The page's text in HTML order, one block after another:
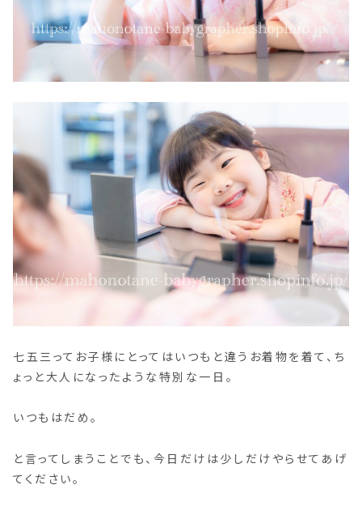
七五三ってお子様にとってはいつもと違うお着物を着て、ち
ょっと大人になったような特別な一日。
いつもはだめ。
と言ってしまうことでも、今日だけは少しだけやらせてあげ
てください。